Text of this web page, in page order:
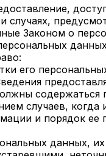
случаях,
Законом о
его
содержаться
случаев,
и порядок ее
данных,